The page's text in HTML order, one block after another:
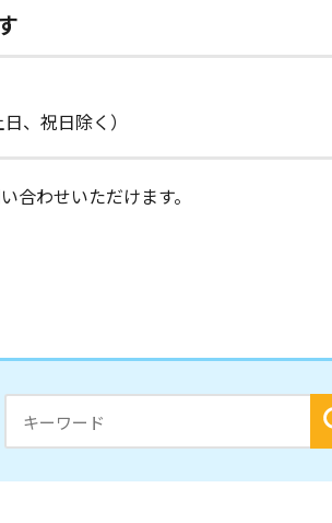
、祝日除く）
合わせいただけます。